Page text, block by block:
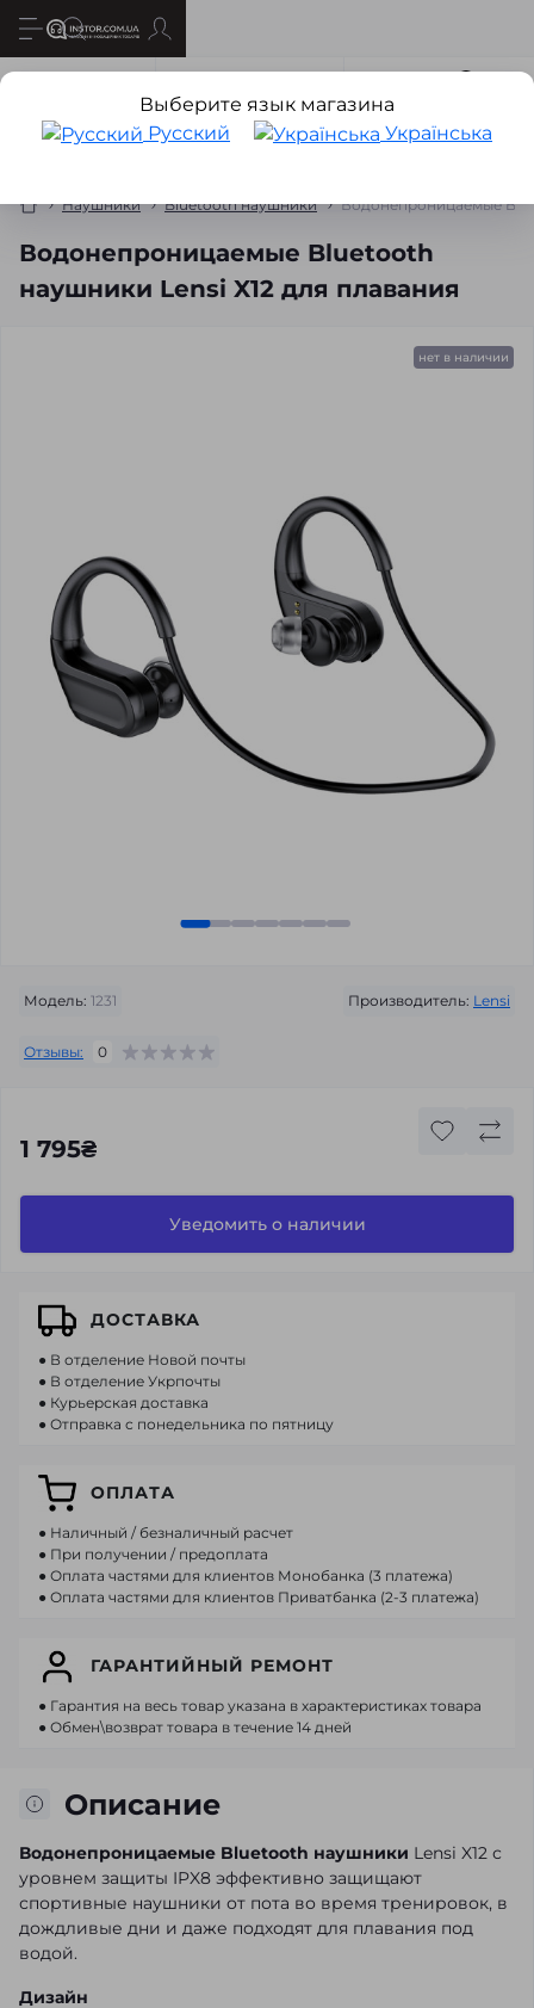
Наушники Bluetooth наушники Водонепроницаемые
Выберите язык магазина
Русский
Українська
Водонепроницаемые Bluetooth
наушники Lensi X12 для плавания
Все о товаре Характеристики Отзывов
нет в наличии
Модель: 1231 Производитель: Lensi
Отзывы: 0
1 795₴
Уведомить о наличии
Описание
Водонепроницаемые Bluetooth наушники Lensi X12 с
уровнем защиты IPX8 эффективно защищают
спортивные наушники от пота во время тренировок, в
дождливые дни и даже подходят для плавания под
водой.
Дизайн
ДОСТАВКА
● В отделение Новой почты
● В отделение Укрпочты
● Курьерская доставка
● Отправка с понедельника по пятницу
ОПЛАТА
● Наличный / безналичный расчет
● При получении / предоплата
● Оплата частями для клиентов Монобанка (3 платежа)
● Оплата частями для клиентов Приватбанка (2-3 платежа)
ГАРАНТИЙНЫЙ РЕМОНТ
● Гарантия на весь товар указана в характеристиках товара
● Обмен\возврат товара в течение 14 дней